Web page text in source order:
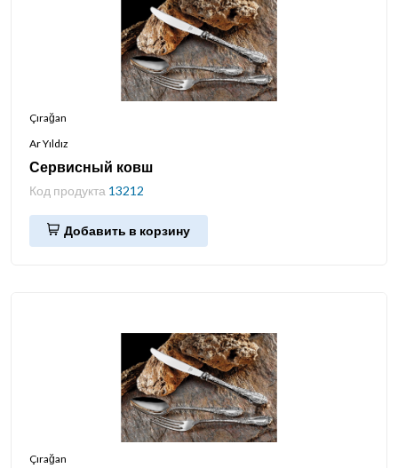
Çırağan
Ar Yıldız
Сервисный ковш
Код продукта 13212
Добавить в корзину
Çırağan